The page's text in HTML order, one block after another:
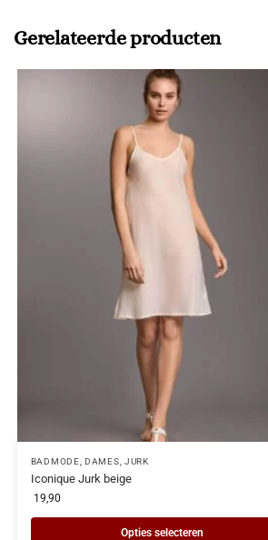
Gerelateerde producten
BADMODE ,DAMES JURK
Iconique Jurk beige
19,90
Opties selecteren